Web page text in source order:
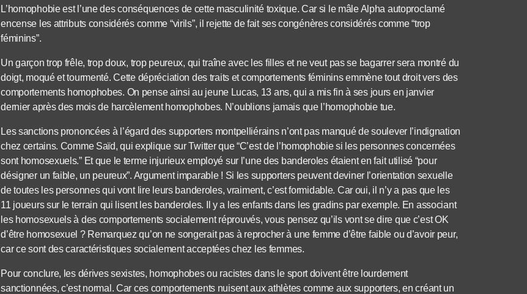
L’homophobie est l’une des conséquences de cette masculinité toxique. Car si le mâle Alpha autoproclamé
encense les attributs considérés comme “virils”, il rejette de fait ses congénères considérés comme “trop
féminins”.
Un garçon trop frêle, trop doux, trop peureux, qui traîne avec les filles et ne veut pas se bagarrer sera montré du
doigt, moqué et tourmenté. Cette dépréciation des traits et comportements féminins emmène tout droit vers des
comportements homophobes. On pense ainsi au jeune Lucas, 13 ans, qui a mis fin à ses jours en janvier
dernier après des mois de harcèlement homophobes. N’oublions jamais que l’homophobie tue.
Les sanctions prononcées à l’égard des supporters montpelliérains n’ont pas manqué de soulever l’indignation
chez certains. Comme Saïd, qui explique sur Twitter que “C’est de l’homophobie si les personnes concernées
sont homosexuels.” Et que le terme injurieux employé sur l’une des banderoles étaient en fait utilisé “pour
désigner un faible, un peureux”. Argument imparable ! Si les supporters peuvent deviner l’orientation sexuelle
de toutes les personnes qui vont lire leurs banderoles, vraiment, c’est formidable. Car oui, il n’y a pas que les
11 joueurs sur le terrain qui lisent les banderoles. Il y a les enfants dans les gradins par exemple. En associant
les homosexuels à des comportements socialement réprouvés, vous pensez qu’ils vont se dire que c’est OK
d’être homosexuel ? Remarquez qu’on ne songerait pas à reprocher à une femme d’être faible ou d’avoir peur,
car ce sont des caractéristiques socialement acceptées chez les femmes.
Pour conclure, les dérives sexistes, homophobes ou racistes dans le sport doivent être lourdement
sanctionnées, c’est normal. Car ces comportements nuisent aux athlètes comme aux supporters, en créant un